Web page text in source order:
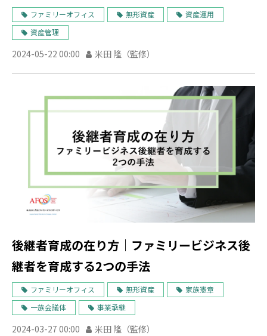
ファミリーオフィス 無形資産
資産運用
資産管理
2024-05-22 00:00 米田 隆（監修）
後継者育成の在り方｜ファミリービジネス後
継者を育成する2つの手法
ファミリーオフィス 無形資産
家族憲章
一族会議体
事業承継
2024-03-27 00:00 米田 隆（監修）